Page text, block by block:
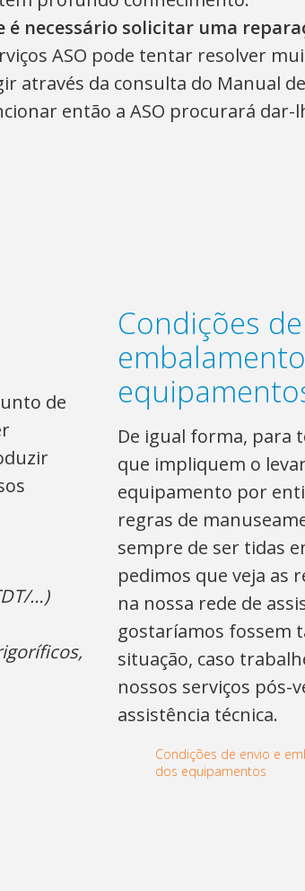
é necessário solicitar uma
ASO pode tentar resolver
através da consulta do Manual
então a ASO procurará dar-
de
…)
Condições
De igual forma, para
que impliquem o
equipamento por
regras de
sempre de ser tidas
pedimos que veja as
na nossa rede de
gostaríamos fossem
situação, caso
nossos serviços pós-
assistência técnica.
Condições de envio e
dos equipamentos